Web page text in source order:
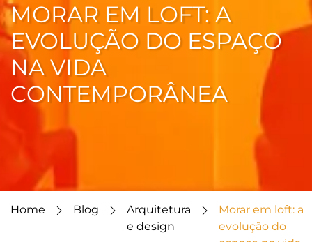
MORAR EM LOFT: A
EVOLUÇÃO DO ESPAÇO
NA VIDA
CONTEMPORÂNEA
Home Blog
Arquitetura
e design
Morar em loft: a
evolução do